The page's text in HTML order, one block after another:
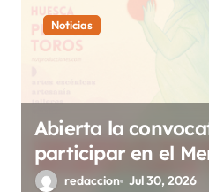
Noticias
Abierta la
participar en el
Creadoras de
redaccion Jul 30, 2026